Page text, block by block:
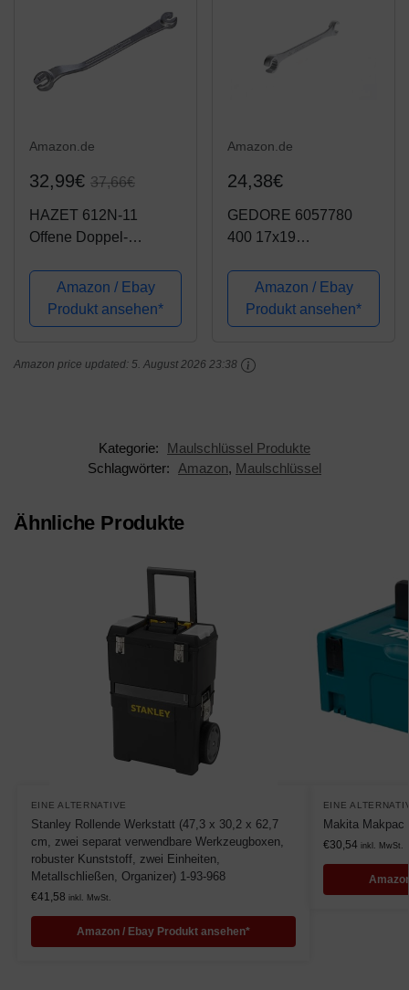
Amazon.de
32,99€ 37,66€
HAZET 612N-11
Offene Doppel-
Ringschlüssel
Amazon / Ebay
Produkt ansehen*
Amazon.de
24,38€
GEDORE 6057780
400 17x19
offen UD-Profil 17x19
mm, 17 x 19 mm
Amazon / Ebay
Produkt ansehen*
Amazon price updated: 5. August 2026 23:38
Kategorie:
Maulschlüssel Produkte
Schlagwörter:
Amazon, Maulschlüssel
Ähnliche Produkte
EINE ALTERNATIVE
Stanley Rollende Werkstatt (47,3 x 30,2 x 62,7
cm, zwei separat verwendbare Werkzeugboxen,
robuster Kunststoff, zwei Einheiten,
Metallschließen, Organizer) 1-93-968
€41,58 inkl. MwSt.
Amazon / Ebay Produkt ansehen*
EINE
Makita Makpac
€30,54 inkl. MwSt.